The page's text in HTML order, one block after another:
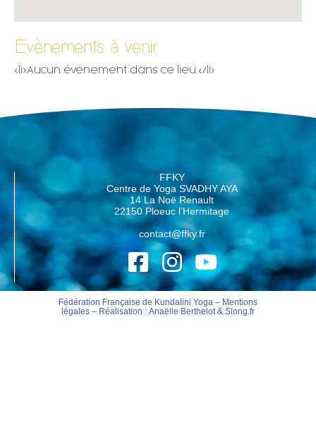
Évènements à venir
<li>Aucun événement dans ce lieu.</li>
FFKY
Centre de Yoga SVADHY AYA
14 La Noë Renault
22150 Ploeuc l’Hermitage
contact@ffky.fr
Fédération Française de Kundalini Yoga – Mentions
légales– Réalisation : Anaëlle Berthelot& Slong.fr